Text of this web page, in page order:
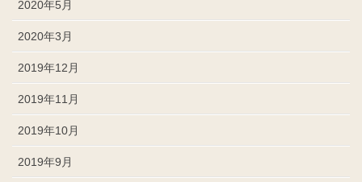
2020年5月
2020年3月
2019年12月
2019年11月
2019年10月
2019年9月